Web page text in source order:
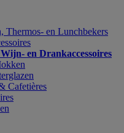
Thermos- en Lunchbekers
en Drankaccessoires
Cafetières